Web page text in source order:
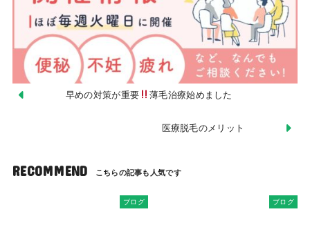
早めの対策が重要 薄毛治療始めました
医療脱毛のメリット
RECOMMEND
ブログ ブログ